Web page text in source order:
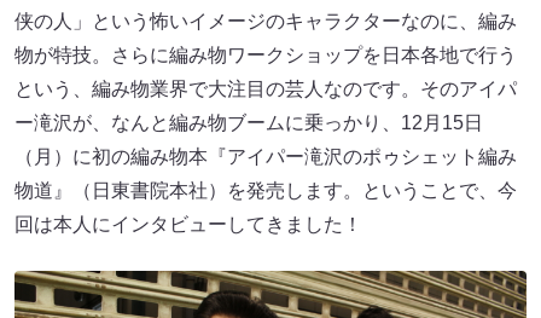
侠の人」という怖いイメージのキャラクターなのに、編み
物が特技。さらに編み物ワークショップを日本各地で行う
という、編み物業界で大注目の芸人なのです。そのアイパ
ー滝沢が、なんと編み物ブームに乗っかり、12月15日
（月）に初の編み物本『アイパー滝沢のポゥシェット編み
物道』（日東書院本社）を発売します。ということで、今
回は本人にインタビューしてきました！